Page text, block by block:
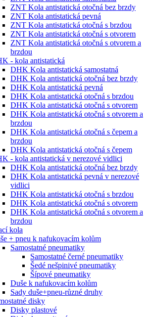
ZNT Kola antistatická otočná bez brzdy
ZNT Kola antistatická pevná
ZNT Kola antistatická otočná s brzdou
ZNT Kola antistatická otočná s otvorem
ZNT Kola antistatická otočná s otvorem a
brzdou
- kola antistatická
DHK Kola antistatická samostatná
DHK Kola antistatická otočná bez brzdy
DHK Kola antistatická pevná
DHK Kola antistatická otočná s brzdou
DHK Kola antistatická otočná s otvorem
DHK Kola antistatická otočná s otvorem a
brzdou
DHK Kola antistatická otočná s čepem a
brzdou
DHK Kola antistatická otočná s čepem
- kola antistatická v nerezové vidlici
DHK Kola antistatická otočná bez brzdy
DHK Kola antistatická pevná v nerezové
vidlici
DHK Kola antistatická otočná s brzdou
DHK Kola antistatická otočná s otvorem
DHK Kola antistatická otočná s otvorem a
brzdou
kola
+ pneu k nafukovacím kolům
Samostatné pneumatiky
Samostatné černé pneumatiky
Šedé nešpinivé pneumatiky
Šípové pneumatiky
Duše k nafukovacím kolům
Sady duše+pneu-různé druhy
disky
Disky plastové